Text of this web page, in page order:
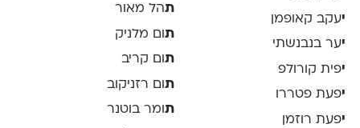
יעקב קאופמן
יער בנבנשתי
יפית קורולפ
יפעת פטררו
יפעת רוזמן
תהל מאור
ת ום מלניק
תום קריב
ת ום רזניקוב
תומר בוטנר